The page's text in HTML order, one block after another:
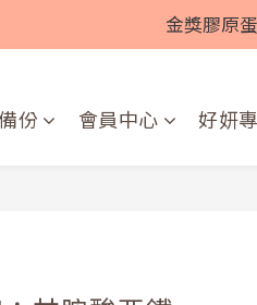
金獎膠原
份 會員中心 好妍